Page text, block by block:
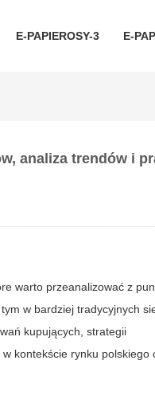
E-PAPIEROSY-3 E-
analiza trendów i
warto przeanalizować z
w bardziej tradycyjnych
kupujących, strategii
w kontekście rynku polskiego